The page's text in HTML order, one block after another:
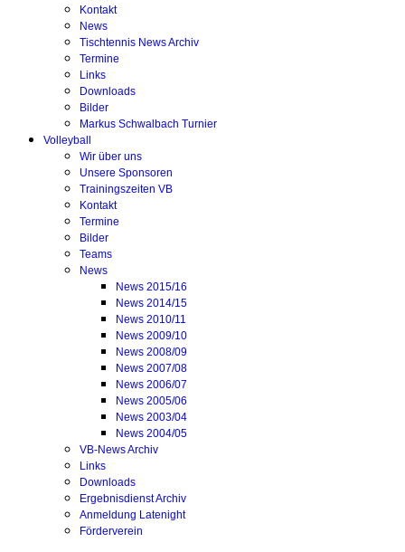
Kontakt
News
Tischtennis News Archiv
Termine
Links
Downloads
Bilder
Markus Schwalbach Turnier
Volleyball
Wir über uns
Unsere Sponsoren
Trainingszeiten VB
Kontakt
Termine
Bilder
Teams
News
News 2015/16
News 2014/15
News 2010/11
News 2009/10
News 2008/09
News 2007/08
News 2006/07
News 2005/06
News 2003/04
News 2004/05
VB-News Archiv
Links
Downloads
Ergebnisdienst Archiv
Anmeldung Latenight
Förderverein